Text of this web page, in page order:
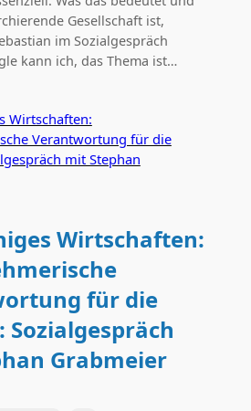
Gesellschaft ist,
im Sozialgespräch
kann ich, das Thema ist…
Wirtschaften:
für die
Grabmeier